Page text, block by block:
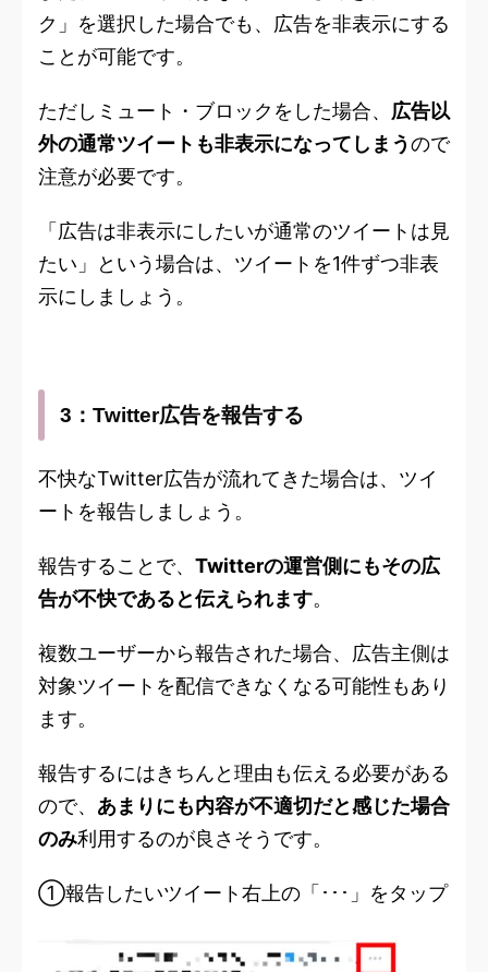
ク」を選択した場合でも、広告を非表示にする
ことが可能です。
ただしミュート・ブロックをした場合、 広告以
外の通常ツイートも非表示になってしまうので
注意が必要です。
「広告は非表示にしたいが通常のツイートは見
たい」という場合は、ツイートを1件ずつ非表
示にしましょう。
3：Twitter広告を報告する
不快なTwitter広告が流れてきた場合は、ツイ
ートを報告しましょう。
報告することで、 Twitterの運営側にもその広
告が不快であると伝えられます。
複数ユーザーから報告された場合、広告主側は
対象ツイートを配信できなくなる可能性もあり
ます。
報告するにはきちんと理由も伝える必要がある
ので、 あまりにも内容が不適切だと感じた場合
のみ利用するのが良さそうです。
①報告したいツイート右上の「･･･」をタップ